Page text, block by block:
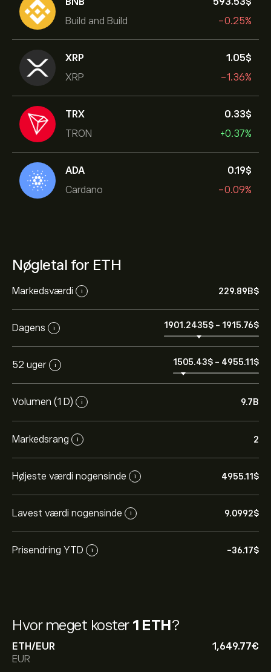
Build and Build
-0.25%
XRP
XRP
1.05‎$‎
-1.36%
TRX
TRON
0.33‎$‎
+0.37%
ADA
Cardano
0.19‎$‎
-0.09%
Hvor meget koster 1 ETH?
ETH/EUR
1,649.77‎€‎
EUR
Nøgletal for ETH
Markedsværdi i 229.89B‎$‎
Dagens i 1901.2435‎$‎ - 1915.76‎$‎
52 uger i 1505.43‎$‎ - 4955.11‎$‎
Volumen (1 D) i 9.7B
Markedsrang i 2
Højeste værdi nogensinde i 4955.11‎$‎
Lavest værdi nogensinde i 9.0992‎$‎
Prisendring YTD i -36.17‎$‎